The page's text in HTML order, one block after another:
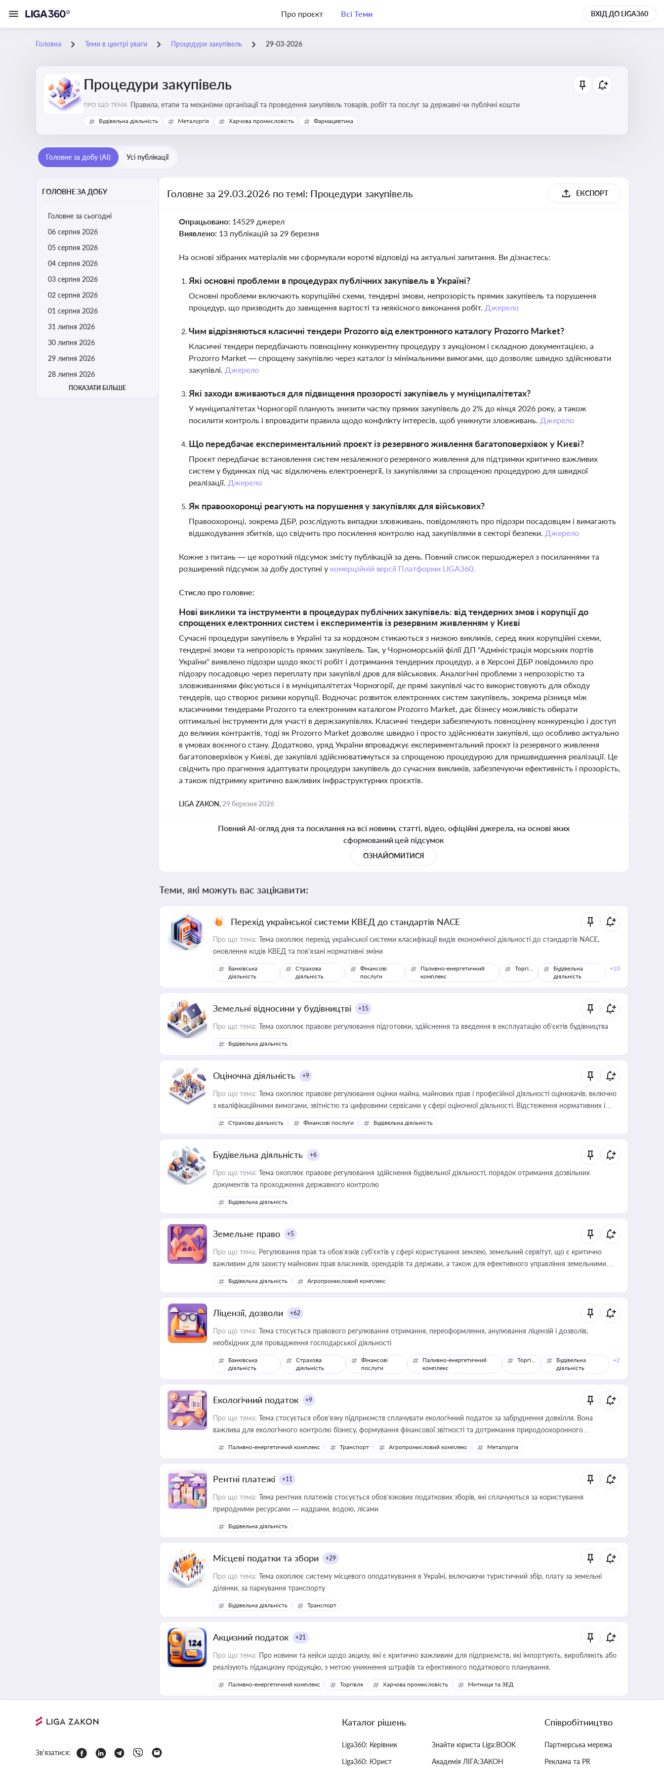
Про проєкт Всі Теми ВХІД ДО LIGA360
Головна Теми в центрі уваги Процедури закупівель 29-03-2026
Процедури закупівель
ПРО ЩО ТЕМА: Правила, етапи та механізми організації та проведення закупівель товарів, робіт та послуг за державні чи публічні кошти
Будівельна діяльність Металургія Харчова промисловість Фармацевтика
Головне за добу (AI) Усі публікації
ГОЛОВНЕ ЗА ДОБУ
Головне за сьогодні
06 серпня 2026
05 серпня 2026
04 серпня 2026
03 серпня 2026
02 серпня 2026
01 серпня 2026
31 липня 2026
30 липня 2026
29 липня 2026
28 липня 2026
ПОКАЗАТИ БІЛЬШЕ
Головне за 29.03.2026 по темі: Процедури закупівель ЕКСПОРТ
Опрацьовано: 14529 джерел
Виявлено: 13 публікацій за 29 березня
На основі зібраних матеріалів ми сформували короткі відповіді на актуальні запитання. Ви дізнаєтесь:
Які основні проблеми в процедурах публічних закупівель в Україні?
Основні проблеми включають корупційні схеми, тендерні змови, непрозорість прямих закупівель та порушення
процедур, що призводить до завищення вартості та неякісного виконання робіт. Джерело
Чим відрізняються класичні тендери Prozorro від електронного каталогу Prozorro Market?
Класичні тендери передбачають повноцінну конкурентну процедуру з аукціоном і складною документацією, а
Prozorro Market — спрощену закупівлю через каталог із мінімальними вимогами, що дозволяє швидко здійснювати
закупівлі. Джерело
Які заходи вживаються для підвищення прозорості закупівель у муніципалітетах?
У муніципалітетах Чорногорії планують знизити частку прямих закупівель до 2% до кінця 2026 року, а також
посилити контроль і впровадити правила щодо конфлікту інтересів, щоб уникнути зловживань. Джерело
Що передбачає експериментальний проєкт із резервного живлення багатоповерхівок у Києві?
Проєкт передбачає встановлення систем незалежного резервного живлення для підтримки критично важливих
систем у будинках під час відключень електроенергії, із закупівлями за спрощеною процедурою для швидкої
реалізації. Джерело
Як правоохоронці реагують на порушення у закупівлях для військових?
Правоохоронці, зокрема ДБР, розслідують випадки зловживань, повідомляють про підозри посадовцям і вимагають
відшкодування збитків, що свідчить про посилення контролю над закупівлями в секторі безпеки. Джерело
Кожне з питань — це короткий підсумок змісту публікацій за день. Повний список першоджерел з посиланнями та
розширений підсумок за добу доступні у комерційній версії Платформи LIGA360.
Стисло про головне:
Нові виклики та інструменти в процедурах публічних закупівель: від тендерних змов і корупції до
спрощених електронних систем і експериментів із резервним живленням у Києві
Сучасні процедури закупівель в Україні та за кордоном стикаються з низкою викликів, серед яких корупційні схеми,
тендерні змови та непрозорість прямих закупівель. Так, у Чорноморській філії ДП "Адміністрація морських портів
України" виявлено підозри щодо якості робіт і дотримання тендерних процедур, а в Херсоні ДБР повідомило про
підозру посадовцю через переплату при закупівлі дров для військових. Аналогічні проблеми з непрозорістю та
зловживаннями фіксуються і в муніципалітетах Чорногорії, де прямі закупівлі часто використовують для обходу
тендерів, що створює ризики корупції. Водночас розвиток електронних систем закупівель, зокрема різниця між
класичними тендерами Prozorro та електронним каталогом Prozorro Market, дає бізнесу можливість обирати
оптимальні інструменти для участі в держзакупівлях. Класичні тендери забезпечують повноцінну конкуренцію і доступ
до великих контрактів, тоді як Prozorro Market дозволяє швидко і просто здійснювати закупівлі, що особливо актуально
в умовах воєнного стану. Додатково, уряд України впроваджує експериментальний проєкт із резервного живлення
багатоповерхівок у Києві, де закупівлі здійснюватимуться за спрощеною процедурою для пришвидшення реалізації. Це
свідчить про прагнення адаптувати процедури закупівель до сучасних викликів, забезпечуючи ефективність і прозорість,
а також підтримку критично важливих інфраструктурних проєктів.
LIGA ZAKON, 29 березня 2026
Повний AI-огляд дня та посилання на всі новини, статті, відео, офіційні джерела, на основі яких
сформований цей підсумок
ОЗНАЙОМИТИСЯ
Теми, які можуть вас зацікавити:
Перехід української системи КВЕД до стандартів NACE
Про що тема: Тема охоплює перехід української системи класифікації видів економічної діяльності до стандартів NACE,
оновлення кодів КВЕД та пов'язані нормативні зміни
Банківська
діяльність
Страхова
діяльність
Фінансові
послуги
Паливно-енергетичний
комплекс
Торгівля
Будівельна
діяльність
+10
Земельні відносини у будівництві +15
Про що тема: Тема охоплює правове регулювання підготовки, здійснення та введення в експлуатацію об’єктів будівництва
Будівельна діяльність
Оціночна діяльність +9
Про що тема: Тема охоплює правове регулювання оцінки майна, майнових прав і професійної діяльності оцінювачів, включно
з кваліфікаційними вимогами, звітністю та цифровими сервісами у сфері оціночної діяльності. Відстеження нормативних і
медійних змін у цій сфері корисне для власника бізнесу, керівника, юриста або бухгалтера під час оподаткування,
приватизації, оренди державного майна, корпоративних угод і перевірки статусу суб'єктів оціночної діяльності
Страхова діяльність Фінансові послуги Будівельна діяльність
Будівельна діяльність +6
Про що тема: Тема охоплює правове регулювання здійснення будівельної діяльності, порядок отримання дозвільних
документів та проходження державного контролю
Будівельна діяльність
Земельне право +5
Про що тема: Регулювання прав та обов’язків суб’єктів у сфері користування землею, земельний сервітут, що є критично
важливим для захисту майнових прав власників, орендарів та держави, а також для ефективного управління земельними
ресурсами
Будівельна діяльність Агропромисловий комплекс
Ліцензії, дозволи +62
Про що тема: Тема стосується правового регулювання отримання, переоформлення, анулювання ліцензій і дозволів,
необхідних для провадження господарської діяльності
Банківська
діяльність
Страхова
діяльність
Фінансові
послуги
Паливно-енергетичний
комплекс
Торгівля
Будівельна
діяльність
+2
Екологічний податок +9
Про що тема: Тема стосується обов’язку підприємств сплачувати екологічний податок за забруднення довкілля. Вона
важлива для екологічного контролю бізнесу, формування фінансової звітності та дотримання природоохоронного
законодавства
Паливно-енергетичний комплекс Транспорт Агропромисловий комплекс Металургія
Рентні платежі +11
Про що тема: Тема рентних платежів стосується обов’язкових податкових зборів, які сплачуються за користування
природними ресурсами — надрами, водою, лісами
Будівельна діяльність
Місцеві податки та збори +29
Про що тема: Тема охоплює систему місцевого оподаткування в Україні, включаючи туристичний збір, плату за земельні
ділянки, за паркування транспорту
Будівельна діяльність Транспорт
Акцизний податок +21
Про що тема: Про новини та кейси щодо акцизу, які є критично важливим для підприємств, які імпортують, виробляють або
реалізують підакцизну продукцію, з метою уникнення штрафів та ефективного податкового планування.
Паливно-енергетичний комплекс Торгівля Харчова промисловість Митниця та ЗЕД
Зв'язатися:
Каталог рішень
Liga360: Керівник
Liga360: Юрист
Знайти юриста Liga:BOOK
Академія ЛІГА:ЗАКОН
Співробітництво
Партнерська мережа
Реклама та PR